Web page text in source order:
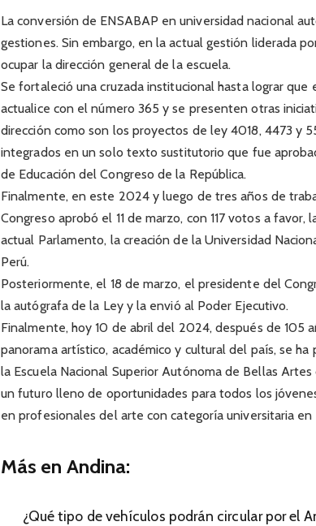
La conversión de ENSABAP en universidad nacional
gestiones. Sin embargo, en la actual gestión liderada
ocupar la dirección general de la escuela.
Se fortaleció una cruzada institucional hasta lograr
actualice con el número 365 y se presenten otras
dirección como son los proyectos de ley 4018, 4473 y
integrados en un solo texto sustitutorio que fue
de Educación del Congreso de la República.
Finalmente, en este 2024 y luego de tres años de
Congreso aprobó el 11 de marzo, con 117 votos a
actual Parlamento, la creación de la Universidad
Perú.
Posteriormente, el 18 de marzo, el presidente del
la autógrafa de la Ley y la envió al Poder Ejecutivo.
Finalmente, hoy 10 de abril del 2024, después de 105
panorama artístico, académico y cultural del país, se
la Escuela Nacional Superior Autónoma de Bellas
un futuro lleno de oportunidades para todos los
en profesionales del arte con categoría universitaria en
Más en Andina:
¿Qué tipo de vehículos podrán circular por el